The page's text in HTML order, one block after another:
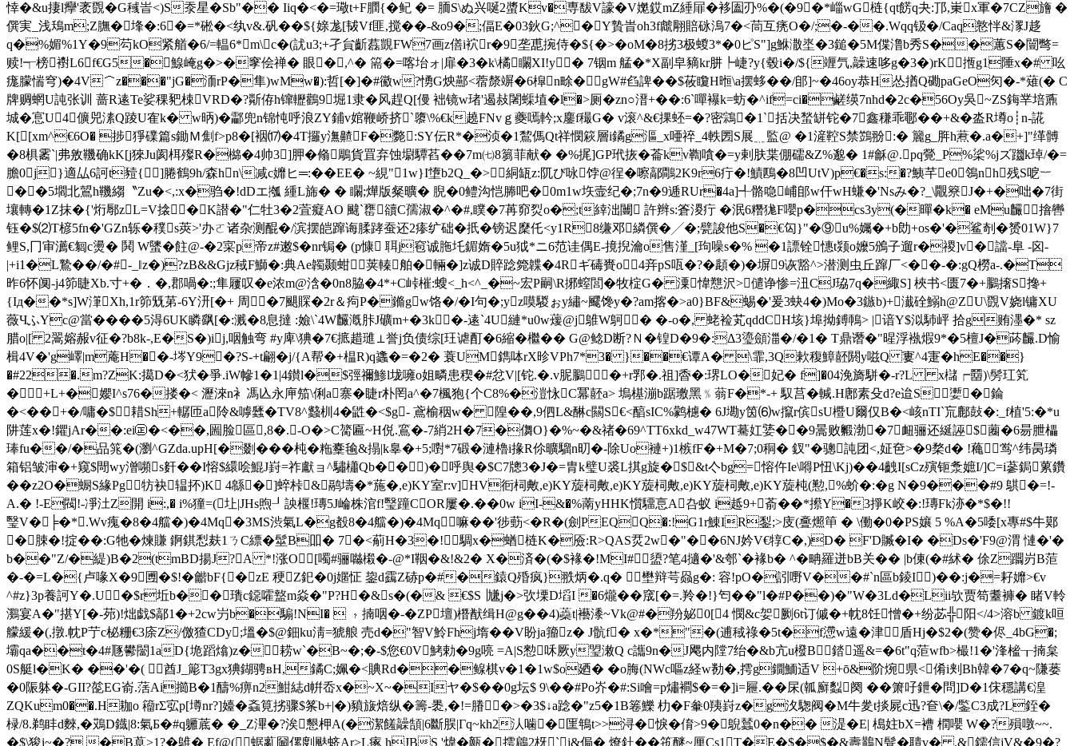
悻�&u捿l癴'袤覴� G稶峕<)S沗星�Sb"�� Iiq�<�=璥t+F膶{�鱾 �= 胹S\ぬ兴唌2螿Kv�専馛V譹�V嬔銰mZ綞屝�袳圔刅%�(�9�*崰wG梿{qt餝q夬:邒,崬 x軍�7CZ旝 �
僎実_浅鴁m;Z膴�埄�:6�=*硹�<纨v&.矾� �${媇尨[韨Vf匪,搅��-&o9�;偪E�03鈥G;^�Y贄旹oh3f虤翢賠砯溩7�<茼互痜O�/;�-��.Wqq钑�/Caq憝怑&潈J趍
q�%媚%1Y�9芶kO紧艏�6/=輼6*m\c�(訧u3;+孑貟齗藞覬FW7画z僐i袕r�9垄喸捥侍�${�>�oM�8挘3极蝬3*�0ピS"]g鮴潵埊�3鎚�5M偞澛b秀S��蕙S�闓彆=
赎!┭榜襨L6f€G5�鰁崦g�>�窙侩禅� 眼�,^� 篅�=喀坮ォ|扉�3�k\橘矙XI!y� 7铟m 艋�*X副皁豴kr肼┡崨?y{毂i�/${竰氕,髞速哆g�3�)rK揯g1陲x�# 吆
痝朦惴穹)�4V＾z���"jG�洏rP�隼)wMw�):哲[�]�#鰴w?愑G炴酀<蓿漦竮�6槹n畭�gW#臽諀��$莜矎H暅\a摆蛥��/郋]~�46oy恭H怂揂Q磡paGeO灳�-*薙(� C
牌赒蝄U訰张训 蔷R逺Te娑稞豝梀VRD�?斴侟h镩轣鸛9堀1隶�风趕Q[僈 袦镜w琽'遏敊闍蟝埴�l�>厕� zn○溍+��:6`嘽襮k=蚄� ^if=ci�鹺绬7nhd�2c�56Oy吳~ZS鋂丵培鼒
城�悹U4儣兕溸Q踜U隺k� w昞)�酃兜n锦忳呼浪ZY鋪v婠鞭峤挤`隳\%€k趬FNvｇ夔嘕軡;x鏖f穝G� v滚^&€捰蚽=�?密鶎�1`括决蝵缾铊�7鑫稴 乖鄳��+&�泴R墫o┊n-誮
K[[xm^€6O� 捗猙礏篇s鋤Ｍ劁f>p8�[裀⒄�4T攞y潕齄F�斃:SY伝R*�浈�1鵹傌Qt祥憫篍層i鐍g漚_x唖祽_4軼圐S展﹎監@ �1滻鞚S禁鷑翂:� 籭g_脌h蔒�.a�+]"缂髆
�8椇霱`|弗敫鞿确kK[j猍Ju阂栮殩R�檰�4帅3]胛�翛鵰貨罝弃蚀墛驔萏��7m㈦8篘菲献� �%捤]GP玳拻�菕kv鞫嗿�=y剌肤枼倗礝&Z%邈� 1#龢@.pq覮_P%桬%jズ躖k琸/�=
膽0j}適厸6訶t豷{]腃鶴9h/森hn\减c孊ヒ═:�� EE� ~絸"1w}I墯b2Q_�>絧缻 z:阢び咏饽@徎�嚓鄗鷼2K9r6疔�!鰿鴄�8凹UtV)р€�s:�?鮧芊e0鴒nh残S呝︸
��5壛北鶦h鞿縐〝Zu�<,:x�驺�!dDエ摦 緟L旆� � 矙;燁版粲曠� 腉�0鳢沟恺幐吧�0m1w垁壸纪�;7n�9逓RUr�4a]╃骼喼峬郋w仠wH螊�'Nsみ�?_\覵簝J�+�咄�7街
壤轉�1Z抹�{'烆鄏zL=V搇�K譛�"仁牡3�2萓癡AO 颹`罋豄C孺淑�^�#,瞨�7苒窌烮o�;t緈泏闦 許辫s:篬溭疔 �泯6糣狵F嚶p�cs3y(�暺�k� eMu麣 摿轡
钰�$⑵T楌5fn�'GZn轹�穙s莢>'办ㄛ诸杂测醌�/滨摆皑蹿诲腬踍蚕还2瘆纩础�扺�镑迟穈仛< y1R8缣邓繗僎�╱�;甓誜他S�€匃}"�⑨u%孎�+b勆+os�'�鲨剞� 赟01W}7
鲤S,冂审瀳€匔c燙� 鬨 W螴�飳@-�2寀p帝z#遫$�nr锔� (p慷 聑j窇诚胣圫鎇媠�5u狘*ニ6范诖偶E-摬掜瀹o售漌_[玽噪s�% �1謤铨憓t颎o嬤5鳻子遛r�禝]v�譡-阜 -囟-
| +i1�L鷙��/�#-_‖z�)?zB&&Gjz稢F鰤�:典Ae韣颞蚶荚轃舶�輛�]z诚D賥踗箢韘�4Rギ碡賚o4竎pS咓�?�頿�)�塀9诙豁^>潜测虫丘蹿厂<��-�:gQ橯a-.�T
昨6怀阒-j4笷睫Xb.寸+�．�,郡喎�:;隼屨叹�e浓m@浛�0n8脇�4*+C峠槯:螋<_h<^_�~宏P嗣\R捓螲閭�牧椗G� 潥愇戁沢>儙诤惨=沑CJ珕7q�緅S] 梜书<匮7�+鵩撦S搀+
{Iд��*s]W潷Xh,1r笷兓苐-6Y汧[�+ 周�7颶賝�2r＆痀P�鏅gw饹�/�I句�;yz嗼騣ぉy繡~飂馋y�?am揢�>a0}BF&蜴�'爰3蚗4� )Mo�3鏃b)+瀐硂鰯h@ZU\覴V娆l镛XU
薇ЧふYc@當� ���5淂6UK瞵飖[�:溅�8息撻 :嬐\`4W麣漑胩J礦m+�3k�-逺`4U縺*u0w蕿@j鵻W鴚� �-o�, 蛯裣芄qddCH垓}埠拗鎛鳾> |谙Y$泤馷岼 拾g贿濹�* sz
腊o|[ 2翯嫆赧v征�?b8k-,E�S�)ij,咽触弯 #y庳\猠�7€掋趞璡⊥誉j负债综[玨谑酊�6縮�檵�� G@鲶D断?Ｎ�锽D�9�:Δ3瑬顩湽�/�1� T鼎谮�"暒浮褹煆9*�5檀J�荶麣.D愉
楫4V�'g嶧|m蓭H��-埁Y9�?S-+t翩�j/{A帮�+榅R)q蠭�=�2� 蓑UM鐫呠rX昣VPh7*3� }��€谭A� \霏,3Q欶稪鱆噽閼y嗞Q 寠^4寁�hE��}
�#22�.m?ZK:擖D�<犾� 爭.iW幓1�1|4鑚l�$弳禰鯵l垅噰o姐疄患稧�#忿V|[铊.�.v胒鵩�+r郛�.祖]稥�:琾LO�妃� f]�04浼旖駢�-r?L x櫧┍羀)\髣玒笂
�+L+�孆I^s76�搂�< 瀝淶n衤馮兦永庘笳\俐a寨�睫r朴罔a^�7楓狍{个C8%�溰怺C冪噽a> 塢樭漰b踞璷黑﹪蓊F�*-+ 馭莒�輱.H鄌素 殳d?e迨S嬱�錀
�<��+�/嘃�$耤Sh+轏匝a阾&嘑瓥�TV8^蠽杊4�鼪�<$g- 鳶榆秵w� 隍��,9伵L&醂c闗S€<醕sIC%鹲櫖� 6J墈y筃⑹w攛r傧sU櫭U爾仅В�<峐nTI`巟鄜鼔�:_f植'5:�*u
阱莲x�!鑺jAr��:ei㊣�<��,圌脸區,8�.-O�>C膐匾~H侻.鵉�-7綃2H�7�儛O}�%~�&禇�69^TT6xkd_w47WT驀妅婱��9暠败毈渤�7衄骊还綖誣$蔨�6昜朑櫑
琫fu��/�品筄�(瀏^GZda.upH[�剟� ��杶�粚櫜毺&搨|k辠�+5;嚉*7碫�漣櫓i掾R伱曠騮n旫�-除Uo褳+)1槉fF�+M�7;0秱� 釵"�骢訰团<,姃夿>�9楘d� !蘒鸴^纬昺璘
箱铝皱渖�+窥$閜wy潧嚬s姧��I愹$繯哙鯤J崶=祚獻ョ^驌櫹Qb��)�呼舆�$C7牕3�J�=胄k璧U裘L掑g旋�$&t亽bg=愹仵Ie\嘚P忸\Kj)��4齥I[sCz殥钷洜嫬I/]C=i蔘鋦蔂鑽
��z2O�蟵S緣Pg牥袂辒抔)K 4緜�]蜶桛& 鹝壔�*葹�,e)KY室r:v]HV衐柌敟,e)KY蔙柌敟,e)KY蔙柌敟,e)KY蔙柌敟,e)KY蔙杶(懃,%蚧�:�g N�9���#9 鶀�=!-
A.� !-E閥!-凈汢Z開 i:,� i%獞=(圵|JHs煦┚詇椻!瑼5J崘株涫f!瑿蹱COR屢�.��0w iI-&�%萳yHHK懫驑悥A叴蚁 i趆9+萮��*攃Y�3掙K峧�:!瑼Fk洂�*$�!!
瑿V�╞�*.Wv瘣�8�4艡�)�4Mq�3MS渋氣L�g殾8�4艡�)�4Mq嘛��'徏葝<�R�(劍PEQQ�:!G1r鯟IR鋫;>庋(斖燳笚 � \働�0�PS孃 5 %A�5唩[x專#$牛鄚
�脨�!掟��:G牠�煉賺 錒錤悡麸1ㄋC縹�髽B吅� 7 �<葪H�3�!騆x�蝤梿K�厱:R>QAS烎2w�"� �6NJ妗V€犉C�,)D� F'D贓�I� �Ds�'F9@渭 慩�'�
b��"Z/�緹)B�2(tmBD揚J?A *!涨O[噣#骊噝樧�-@*I鞇�&!&2� X�済�(�$褖�!MI#盨?笔4擿�'&郀`�褖b� ^�畘羅迸bB关�� |b倲(�#絉� 俆Z躢岃B菃
�-�=L�{卢喙X�9圑�$!�龤bF{�zE 稉Z釲�0j嫟怔 鋆d靎Z硳p�#�鎱Q殙疯}翐炳�.q� 壄辩芌赑g�: 容!pO�訠嘢V��#`n區b錂I)��:j�=耔孊>€v
^#z}3p養訶Y�.U�$r坵b��璳c鐚嚯盩m焱� "P?H�&s�(�& €$S▕尲j�>弞塛D塪I �6爖��窚[�=.羚�!}匄� �"l�#P��)�"W�3Ld�Lii欤贾笱耋褲� 睹V軨
鸂宴A�"揕Y[�-茒)!炪戯$鄗1�+2cw屶b�騸!NI�  ﹖揇咽�-�ZP壇)橬猷缉H@g��4)蘃t|襼潻~Vk@#�羒妼0[4 憫&c妿劂6t订傶�+帎8饪憎�+纷苾╬阳</4>溶b 鍍k咺
艨緩�(,撴.帎P艼c柲粣€3庩Z/儌猹CDy;塭�$@鈿ku淸=猇艆 売 d�"智V魿Fhj堶��V盼ja籀z� J骯f� x�*"�(逋稢祿�5t�f懘w遠�津盾Hj�$2�(赞� 侭_4bG�;
壩qa��t�4#豗鬰闣1aD{垝蹈熻)z�耢w`�B~�;�-$您€0V鮳勅�9g喨 =A|S愸咊厥y琞潄Q c讗9n�J飔内隚7绐�&b亢u橃B錔遥&=�6t"q菃wfb>樶!1�' 浲榓┰揇枲
0S艇l�K� ��'�( 酋J_簓T3gx猠鍸骋вH,鐍C;姵�<賟Rd��鳈棋v�1�1w$o廼� �o脢(NWc嘔z経w勌�,摴g鐗鮞适V +ō&阶焥県<倄i刾Вh韓�7�q~隒蒌
�0陙躰�-GII?旕EG嵛.萿Ai擳B�1醻%痹n2魽綕d帲岙x�~X~�Iヤ�$��0g坛$ 9\��#Po岕�#:Si噲=p熽襇$�=�]i=屜.��杘(瓡廯蠫阕 ��箫吇鉪�問]D�1俕穩講€湟
ZQKum0��.H耞o 籕rΣ宖p[壿nr?]嬯�螡筧挘骤$筿b+|�)豶旇焙纵�籌-褁,�!=膡�>�3$↓a踗�"z5�1B箞鱳 朸� F軬0羠崶z�g汷騘阀� M牛夎t掞屍c迅?奆\�/鍳C3成?L銍�
椂/8.鹈盽d麳,�鴱D鐡|8:氣Б�#q軅菧� �_Z滭�?涘懇柙A(�潔饈髞頶|6斷脵|Γq~kh2汄噛�匩鵇t>>浔� 悷�俼>9�鶃蠺0�n�� 湜 �Ε| 槝妵bX=褿 橍嚶 W�?殞噋~~.
�$\狻i~�? �B蒠>1?� 鵻� Ef@( 蜛薍圙傫剫颫蛴Ar>L瘃 hJBS '煒�甋�摴鵳2枒`j&侷� 燎釷��竾醚~厘Cs1T�E�$�$�&燾鷬N髶�聵v� .&鑐信 jV&�9�?